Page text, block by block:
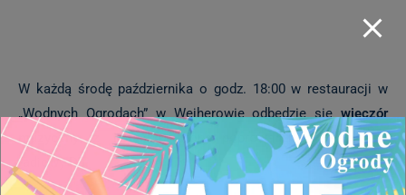
W każdą środę października o godz. 18:00 w restauracji w
„Wodnych Ogrodach” w Wejherowie odbędzie sięwieczór
muzyczny z karaoke, który poprowadzi profesjonalny
radiowy DJ.